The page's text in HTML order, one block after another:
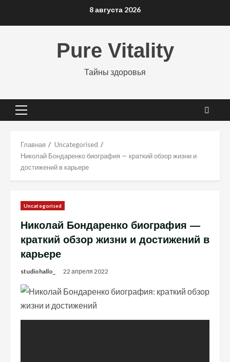
8 августа 2026
Pure Vitality
Тайны здоровья
Основное
Главная
Uncategorised
Николай Бондаренко биография — краткий обзор жизни и
достижений в карьере
Uncategorised
Николай Бондаренко биография —
краткий обзор жизни и достижений в
карьере
studiohallo_ 22 апреля 2022